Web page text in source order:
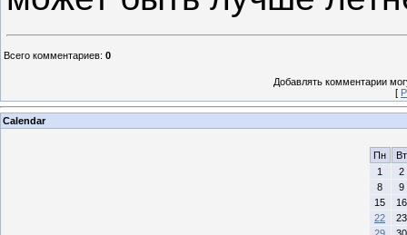
Всего комментариев: 0
Добавлять комментарии
[
Calendar
Пн
Вт
1
2
8
9
15
16
22
23